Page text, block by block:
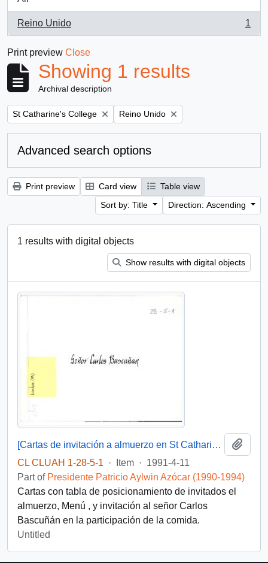
Reino Unido
, 1 results
1
Print preview Close
Showing 1 results
Archival description
Remove filter:
St Catharine's College Remove filter:
Reino Unido
Advanced search options
Print preview Card view
Table view
Sort by: Title
Direction: Ascending
1 results with digital objects
Show results with digital objects
[Cartas de invitación a almuerzo en St Catharine's College, Cambridge].
CL CLUAH 1-28-5-1
· Item · 1991-4-11
Part of Presidente Patricio Aylwin Azócar (1990-1994)
Cartas con tabla de posicionamiento de invitados el
almuerzo, Menú , y invitación al señor Carlos
Bascuñán en la participación de la comida.
Untitled